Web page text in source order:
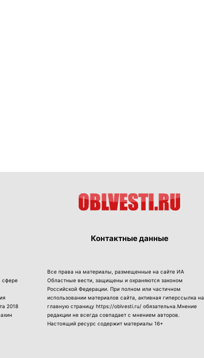
Контактные данные
сфере
2018
Все права на материалы, размещенные на сайте ИА
Областные вести, защищены и охраняются законом
Российской Федерации. При полном или частичном
использовании материалов сайта, активная гиперссылка на
главную страницу https://oblvesti.ru/ обязательна.Мнение
редакции не всегда совпадает с мнением авторов.
Настоящий ресурс содержит материалы 16+